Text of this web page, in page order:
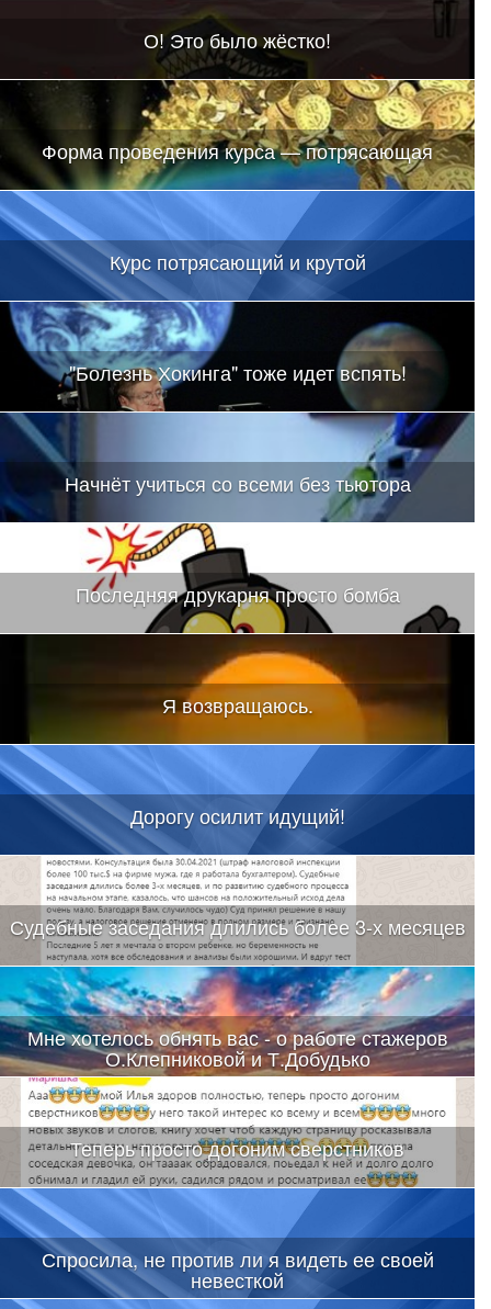
О! Это было жёстко!
Форма проведения курса — потрясающая
Курс потрясающий и крутой
"Болезнь Хокинга" тоже идет вспять!
Начнёт учиться со всеми без тьютора
Последняя друкарня просто бомба
Я возвращаюсь.
Дорогу осилит идущий!
Судебные заседания длились более 3-х месяцев
Мне хотелось обнять вас - о работе стажеров
О.Клепниковой и Т.Добудько
Теперь просто догоним сверстников
Спросила, не против ли я видеть ее своей
невесткой